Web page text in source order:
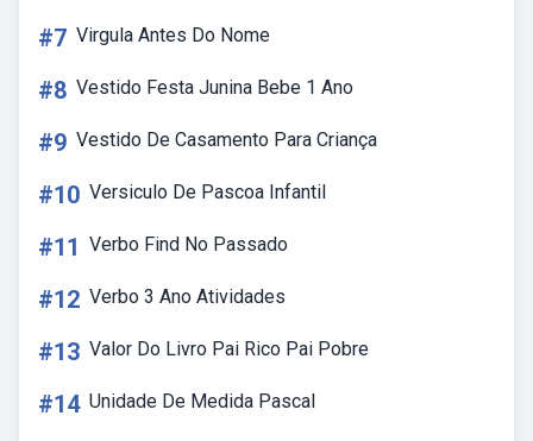
#7 Virgula Antes Do Nome
#8 Vestido Festa Junina Bebe 1 Ano
#9 Vestido De Casamento Para Criança
#10 Versiculo De Pascoa Infantil
#11 Verbo Find No Passado
#12 Verbo 3 Ano Atividades
#13 Valor Do Livro Pai Rico Pai Pobre
#14 Unidade De Medida Pascal